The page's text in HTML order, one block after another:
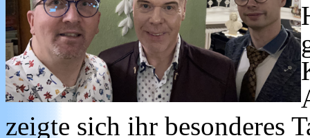
zeigte sich ihr besonderes